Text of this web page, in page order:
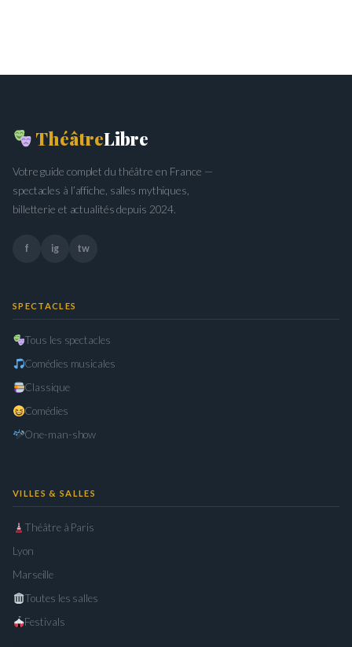
ThéâtreLibre
Votre guide complet du théâtre en France —
spectacles à l’affiche, salles mythiques,
billetterie et actualités depuis 2024.
f ig tw
SPECTACLES
Tous les spectacles
Comédies musicales
Classique
Comédies
One-man-show
VILLES & SALLES
Théâtre à Paris
Lyon
Marseille
Toutes les salles
Festivals